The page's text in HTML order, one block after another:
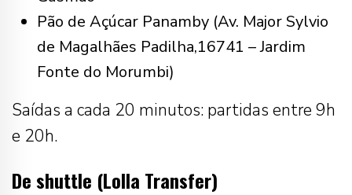
Pão de Açúcar Panamby (Av. Major Sylvio
de Magalhães Padilha,16741 – Jardim
Fonte do Morumbi)
Saídas a cada 20 minutos: partidas entre 9h
e 20h.
De shuttle (Lolla Transfer)